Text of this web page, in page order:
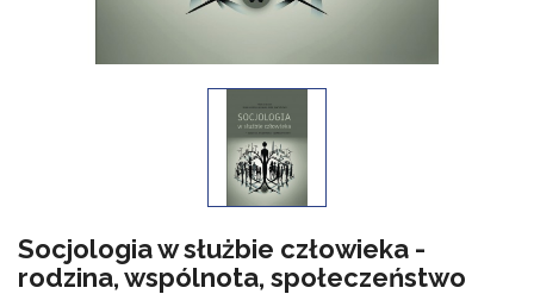
Socjologia w służbie człowieka -
rodzina, wspólnota, społeczeństwo